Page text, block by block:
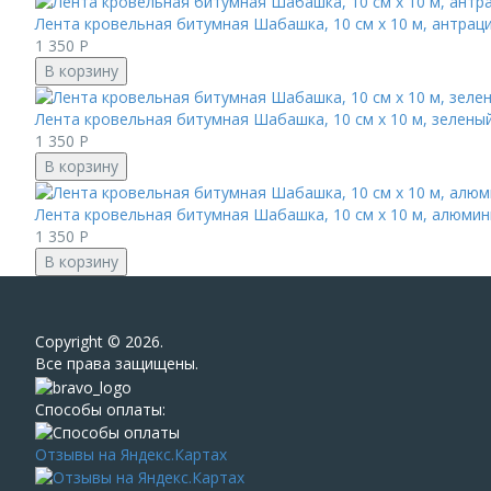
Лента кровельная битумная Шабашка, 10 см x 10 м,
1 350 Р
В корзину
Лента кровельная битумная Шабашка, 10 см x 10 м,
1 350 Р
В корзину
Лента кровельная битумная Шабашка, 10 см x 10 м,
1 350 Р
В корзину
Сopyright © 2026.
Все права защищены.
Способы оплаты:
Отзывы на Яндекс.Картах